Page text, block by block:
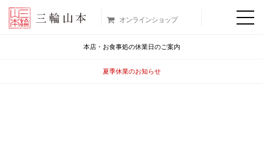
オンラインショップ
本店・お食事処の休業日のご案内
夏季休業のお知らせ